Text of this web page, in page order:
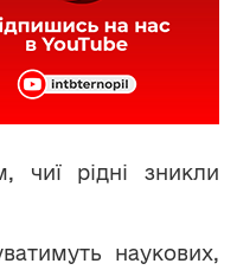
чиї рідні зникли
наукових,